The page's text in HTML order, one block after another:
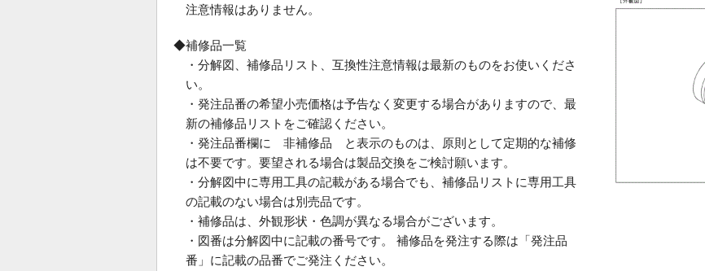
注意情報はありません。
◆補修品一覧
・分解図、補修品リスト、互換性注意情報は最新のものをお使いくださ
い。
・発注品番の希望小売価格は予告なく変更する場合がありますので、最
新の補修品リストをご確認ください。
・発注品番欄に 非補修品 と表示のものは、原則として定期的な補修
は不要です。要望される場合は製品交換をご検討願います。
・分解図中に専用工具の記載がある場合でも、補修品リストに専用工具
の記載のない場合は別売品です。
・補修品は、外観形状・色調が異なる場合がございます。
・図番は分解図中に記載の番号です。 補修品を発注する際は「発注品
番」に記載の品番でご発注ください。